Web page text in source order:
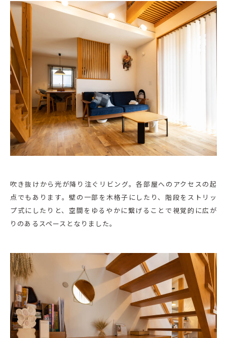
吹き抜けから光が降り注ぐリビング。各部屋へのアクセスの起
点でもあります。壁の一部を木格子にしたり、階段をストリッ
プ式にしたりと、空間をゆるやかに繋げることで視覚的に広が
りのあるスペースとなりました。